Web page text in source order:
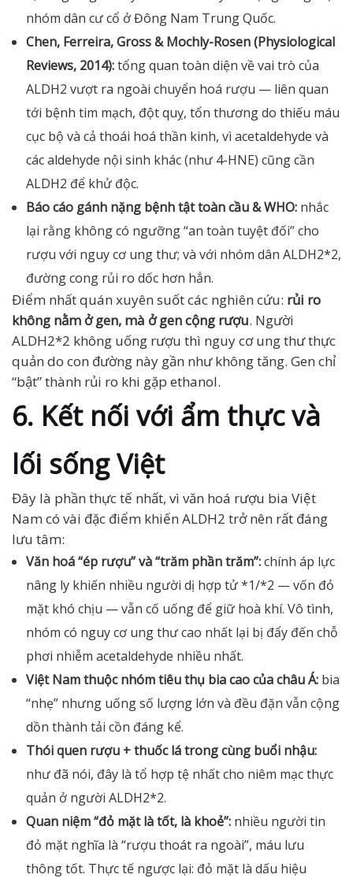
nhóm dân cư cổ ở Đông Nam Trung Quốc.
Chen, Ferreira, Gross & Mochly-Rosen (Physiological
Reviews, 2014):tổng quan toàn diện về vai trò của
ALDH2 vượt ra ngoài chuyển hoá rượu — liên quan
tới bệnh tim mạch, đột quỵ, tổn thương do thiếu máu
cục bộ và cả thoái hoá thần kinh, vì acetaldehyde và
các aldehyde nội sinh khác (như 4-HNE) cũng cần
ALDH2 để khử độc.
Báo cáo gánh nặng bệnh tật toàn cầu & WHO: nhắc
lại rằng không có ngưỡng “an toàn tuyệt đối” cho
rượu với nguy cơ ung thư; và với nhóm dân ALDH2*2,
đường cong rủi ro dốc hơn hẳn.
Điểm nhất quán xuyên suốt các nghiên cứu: rủi ro
không nằm ở gen, mà ở gen cộng rượu. Người
ALDH2*2 không uống rượu thì nguy cơ ung thư thực
quản do con đường này gần như không tăng. Gen chỉ
“bật” thành rủi ro khi gặp ethanol.
6. Kết nối với ẩm thực và
lối sống Việt
Đây là phần thực tế nhất, vì văn hoá rượu bia Việt
Nam có vài đặc điểm khiến ALDH2 trở nên rất đáng
lưu tâm:
Văn hoá “ép rượu” và “trăm phần trăm”:chính áp lực
nâng ly khiến nhiều người dị hợp tử *1/*2 — vốn đỏ
mặt khó chịu — vẫn cố uống để giữ hoà khí. Vô tình,
nhóm có nguy cơ ung thư cao nhất lại bị đẩy đến chỗ
phơi nhiễm acetaldehyde nhiều nhất.
Việt Nam thuộc nhóm tiêu thụ bia cao của châu Á: bia
“nhẹ” nhưng uống số lượng lớn và đều đặn vẫn cộng
dồn thành tải cồn đáng kể.
Thói quen rượu + thuốc lá trong cùng buổi nhậu:
như đã nói, đây là tổ hợp tệ nhất cho niêm mạc thực
quản ở người ALDH2*2.
Quan niệm “đỏ mặt là tốt, là khoẻ”: nhiều người tin
đỏ mặt nghĩa là “rượu thoát ra ngoài”, máu lưu
thông tốt. Thực tế ngược lại: đỏ mặt là dấu hiệu